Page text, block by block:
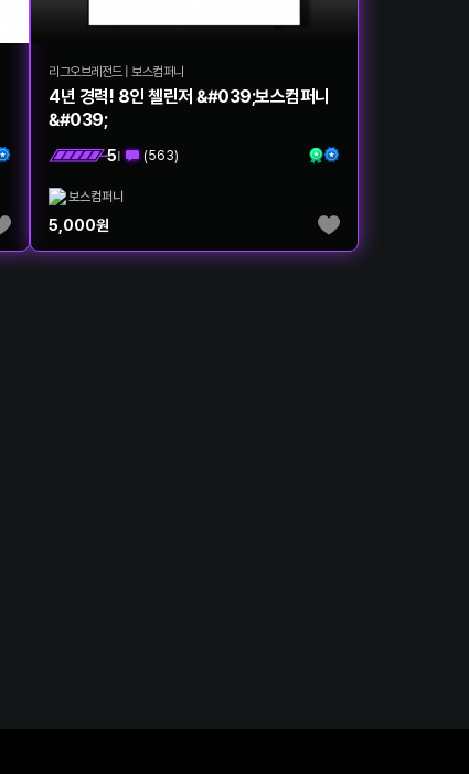
리그오브레전드| 보스컴퍼니
4년 경력! 8인 첼린저 &#039;보스컴퍼니
&#039;
5| (563)
보스컴퍼니
5,000원